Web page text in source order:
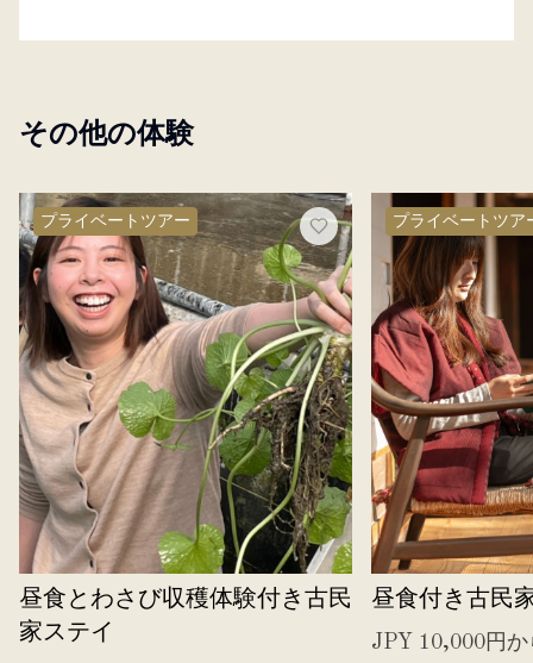
その他の体験
プライベートツアー
昼食とわさび収穫体験付き古民
家ステイ
プライベートツア
昼食付き古民
JPY 10,000円